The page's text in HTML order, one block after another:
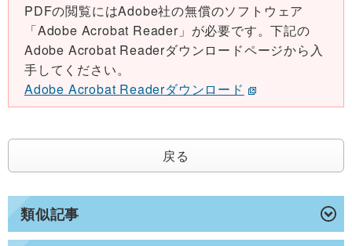
類似記事
PDFの閲覧にはAdobe社の無償のソフトウェア
「Adobe Acrobat Reader」が必要です。下記の
Adobe Acrobat Readerダウンロードページから入
手してください。
Adobe Acrobat Readerダウンロード
戻る